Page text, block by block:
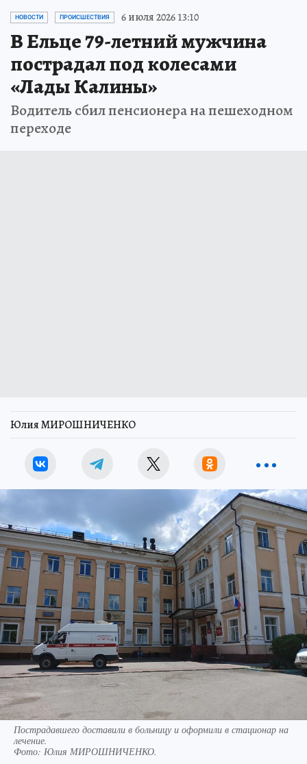
НОВОСТИ ПРОИСШЕСТВИЯ 6 июля 2026 13:10
В Ельце 79-летний мужчина
пострадал под колесами
«Лады Калины»
Водитель сбил пенсионера на пешеходном
переходе
Юлия МИРОШНИЧЕНКО
Пострадавшего доставили в больницу и оформили в стационар на
лечение.
Фото: Юлия МИРОШНИЧЕНКО.